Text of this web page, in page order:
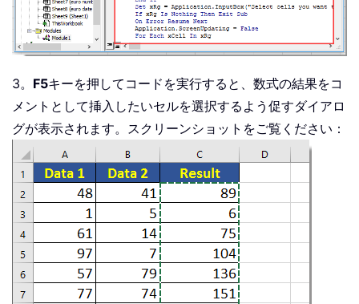
3。 F5キーを押してコードを実行すると、数式の結果をコ
メントとして挿入したいセルを選択するよう促すダイアロ
グが表示されます。スクリーンショットをご覧ください：